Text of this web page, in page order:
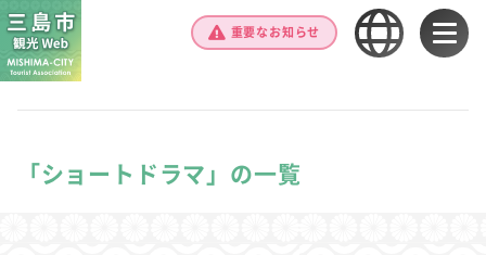
重要なお知らせ
「ショートドラマ」の一覧